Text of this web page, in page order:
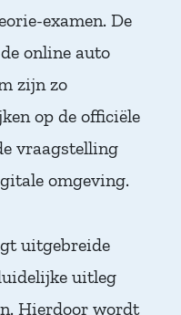
examen. De
online auto
zijn zo
op de officiële
vraagstelling
omgeving.
uitgebreide
uitleg
Hierdoor wordt